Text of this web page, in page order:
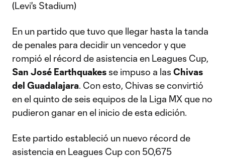
(Levi's Stadium)
En un partido que tuvo que llegar hasta la tanda
de penales para decidir un vencedor y que
rompió el récord de asistencia en Leagues Cup,
San José Earthquakes se impuso a las Chivas
del Guadalajara. Con esto, Chivas se convirtió
en el quinto de seis equipos de la Liga MX que no
pudieron ganar en el inicio de esta edición.
Este partido estableció un nuevo récord de
asistencia en Leagues Cup con 50,675